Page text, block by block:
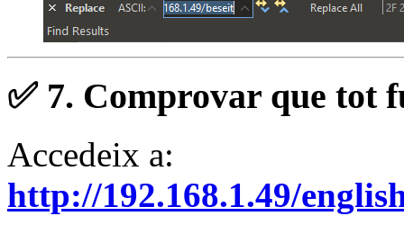
✅ 7. Comprovar que tot
Accedeix a:
http://192.168.1.49/